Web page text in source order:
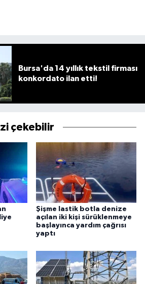
Bursa'da 14 yıllık tekstil firması
konkordato ilan etti!
çekebilir
Şişme lastik botla denize
açılan iki kişi sürüklenmeye
başlayınca yardım çağrısı
yaptı